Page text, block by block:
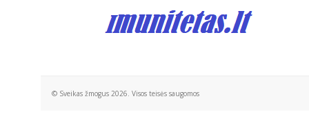
© Sveikas žmogus 2026. Visos teisės saugomos